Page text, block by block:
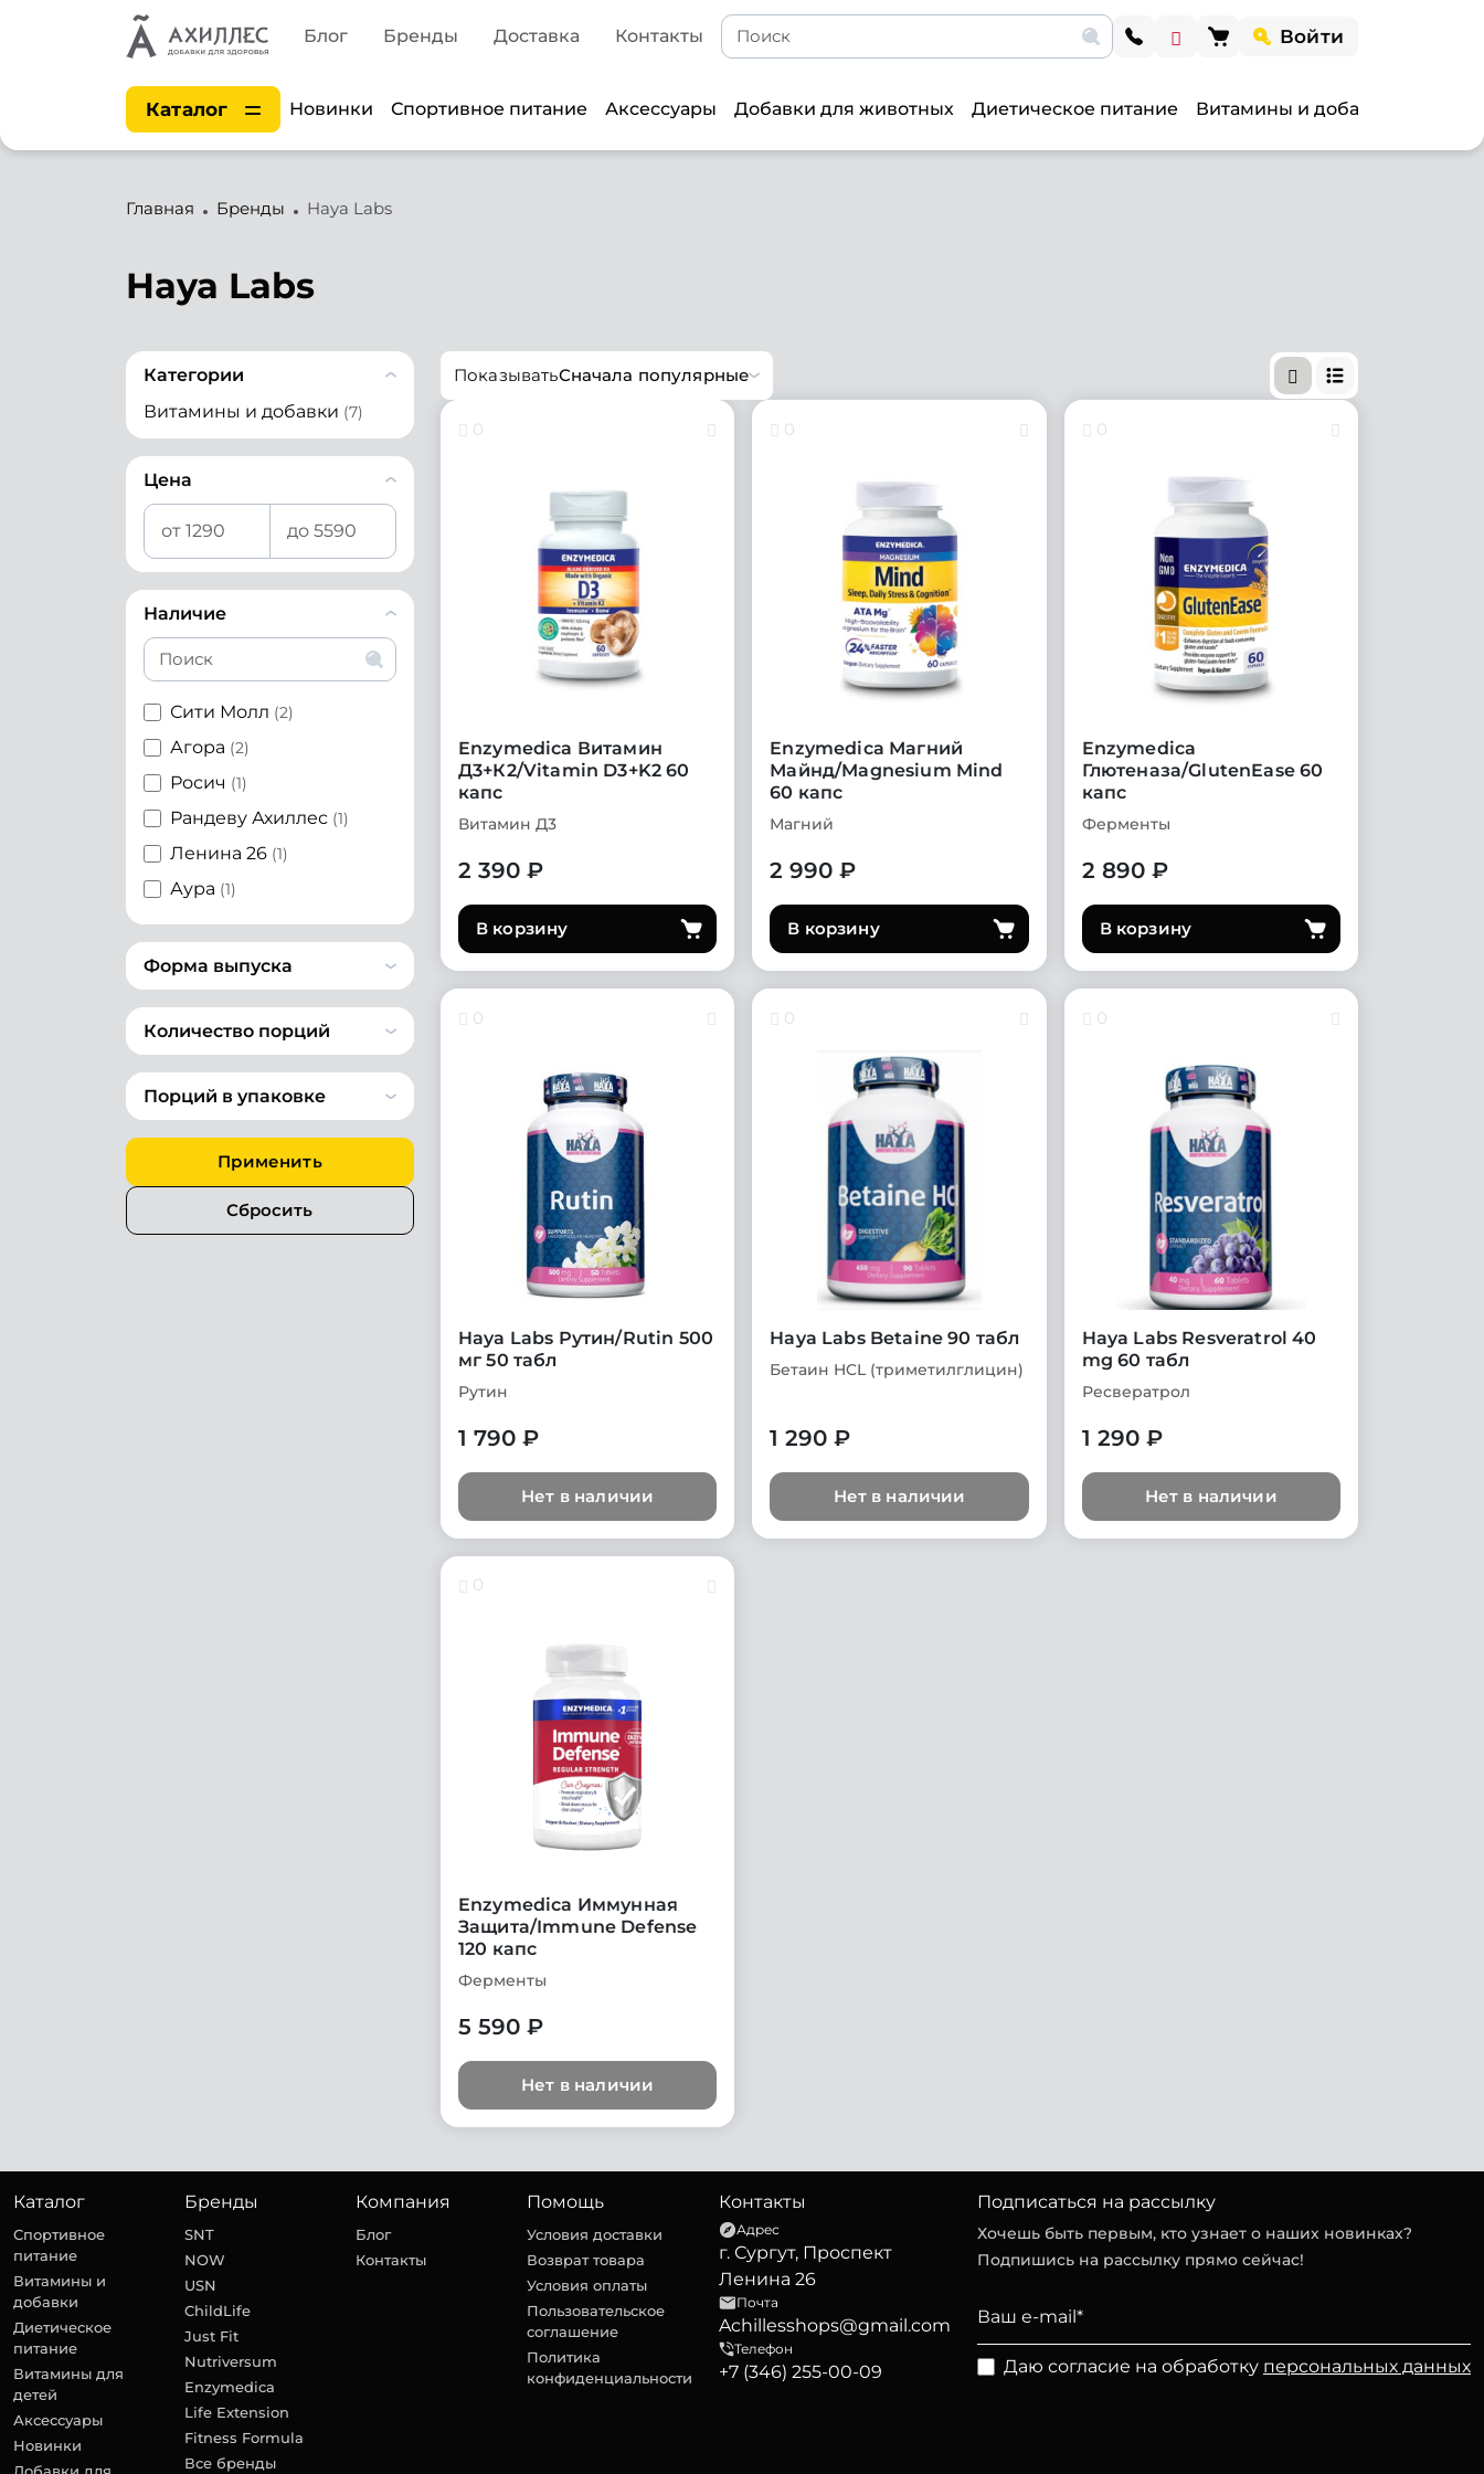
Блог Бренды Доставка Контакты Войти
Каталог Новинки Спортивное питание Аксессуары Добавки для животных Диетическое питание Витамины и добавки
Главная Бренды Haya Labs
Haya Labs
Категории
Витамины и добавки (7)
Цена
Наличие
Сити Молл (2)
Агора (2)
Росич (1)
Рандеву Ахиллес (1)
Ленина 26 (1)
Аура (1)
Форма выпуска
Количество порций
Порций в упаковке
Применить
Сбросить
ПоказыватьСначала популярные
0
Enzymedica Витамин
Д3+К2/Vitamin D3+K2 60
капс
Витамин Д3
2 390 ₽
В корзину
0
Enzymedica Магний
Майнд/Magnesium Mind
60 капс
Магний
2 990 ₽
В корзину
0
Enzymedica
Глютеназа/GlutenEase 60
капс
Ферменты
2 890 ₽
В корзину
0
Haya Labs Рутин/Rutin 500
мг 50 табл
Рутин
1 790 ₽
Нет в наличии
0
Haya Labs Betaine 90 табл
Бетаин HCL (триметилглицин)
1 290 ₽
Нет в наличии
0
Haya Labs Resveratrol 40
mg 60 табл
Ресвератрол
1 290 ₽
Нет в наличии
0
Enzymedica Иммунная
Защита/Immune Defense
120 капс
Ферменты
5 590 ₽
Нет в наличии
Каталог
Спортивное
питание
Витамины и
добавки
Диетическое
питание
Витамины для
детей
Аксессуары
Новинки
Бренды
SNT
NOW
USN
ChildLife
Just Fit
Nutriversum
Enzymedica
Life Extension
Fitness Formula
Все бренды
Компания
Блог
Контакты
Помощь
Условия доставки
Возврат товара
Условия оплаты
Пользовательское
соглашение
Политика
конфиденциальности
Контакты
Адрес
г. Сургут, Проспект
Ленина 26
Почта
Achillesshops@gmail.com
Телефон
+7 (346) 255-00-09
Подписаться на рассылку
Хочешь быть первым, кто узнает о наших новинках?
Подпишись на рассылку прямо сейчас!
Даю согласие на обработку персональных данных